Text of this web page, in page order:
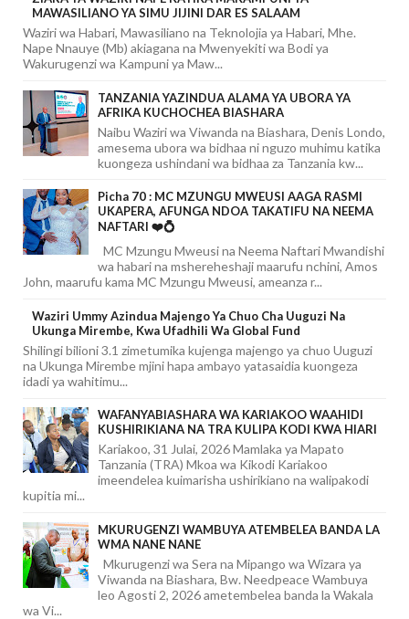
MAWASILIANO YA SIMU JIJINI DAR ES SALAAM
Waziri wa Habari, Mawasiliano na Teknolojia ya Habari, Mhe.
Nape Nnauye (Mb) akiagana na Mwenyekiti wa Bodi ya
Wakurugenzi wa Kampuni ya Maw...
TANZANIA YAZINDUA ALAMA YA UBORA YA
AFRIKA KUCHOCHEA BIASHARA
Naibu Waziri wa Viwanda na Biashara, Denis Londo,
amesema ubora wa bidhaa ni nguzo muhimu katika
kuongeza ushindani wa bidhaa za Tanzania kw...
Picha 70 : MC MZUNGU MWEUSI AAGA RASMI
UKAPERA, AFUNGA NDOA TAKATIFU NA NEEMA
NAFTARI ❤️💍
MC Mzungu Mweusi na Neema Naftari Mwandishi
wa habari na mshereheshaji maarufu nchini, Amos
John, maarufu kama MC Mzungu Mweusi, ameanza r...
Waziri Ummy Azindua Majengo Ya Chuo Cha Uuguzi Na
Ukunga Mirembe, Kwa Ufadhili Wa Global Fund
Shilingi bilioni 3.1 zimetumika kujenga majengo ya chuo Uuguzi
na Ukunga Mirembe mjini hapa ambayo yatasaidia kuongeza
idadi ya wahitimu...
WAFANYABIASHARA WA KARIAKOO WAAHIDI
KUSHIRIKIANA NA TRA KULIPA KODI KWA HIARI
Kariakoo, 31 Julai, 2026 Mamlaka ya Mapato
Tanzania (TRA) Mkoa wa Kikodi Kariakoo
imeendelea kuimarisha ushirikiano na walipakodi
kupitia mi...
MKURUGENZI WAMBUYA ATEMBELEA BANDA LA
WMA NANE NANE
Mkurugenzi wa Sera na Mipango wa Wizara ya
Viwanda na Biashara, Bw. Needpeace Wambuya
leo Agosti 2, 2026 ametembelea banda la Wakala
wa Vi...